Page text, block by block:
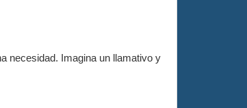
necesidad. Imagina un llamativo y